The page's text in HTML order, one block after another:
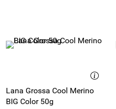
Lana Grossa Cool Merino
BIG Color 50g